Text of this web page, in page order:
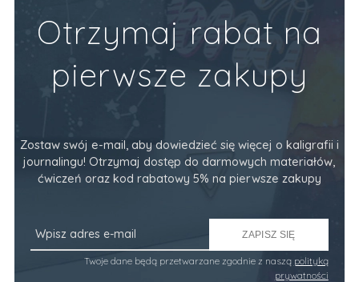
Otrzymaj rabat na
pierwsze zakupy
Zostaw swój e-mail, aby dowiedzieć się więcej o kaligrafii i
journalingu! Otrzymaj dostęp do darmowych materiałów,
ćwiczeń oraz kod rabatowy 5% na pierwsze zakupy
ZAPISZ SIĘ
Twoje dane będą przetwarzane zgodnie z naszą polityką
prywatności